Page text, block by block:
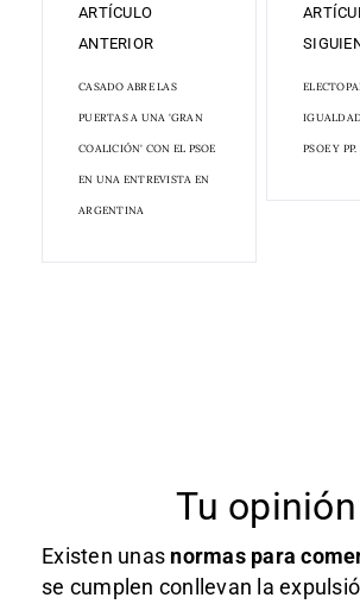
ARTÍCULO
ANTERIOR
CASADO ABRE LAS
PUERTAS A UNA 'GRAN
COALICIÓN' CON EL PSOE
EN UNA ENTREVISTA EN
ARGENTINA
PSOE Y
Tu opinión
Existen unas normas para
se cumplen conllevan la